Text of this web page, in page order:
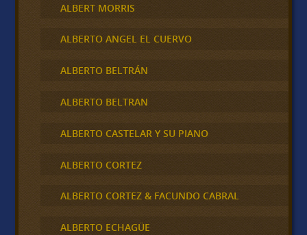
ALBERT MORRIS
ALBERTO ANGEL EL CUERVO
ALBERTO BELTRÁN
ALBERTO BELTRAN
ALBERTO CASTELAR Y SU PIANO
ALBERTO CORTEZ
ALBERTO CORTEZ & FACUNDO CABRAL
ALBERTO ECHAGÜE